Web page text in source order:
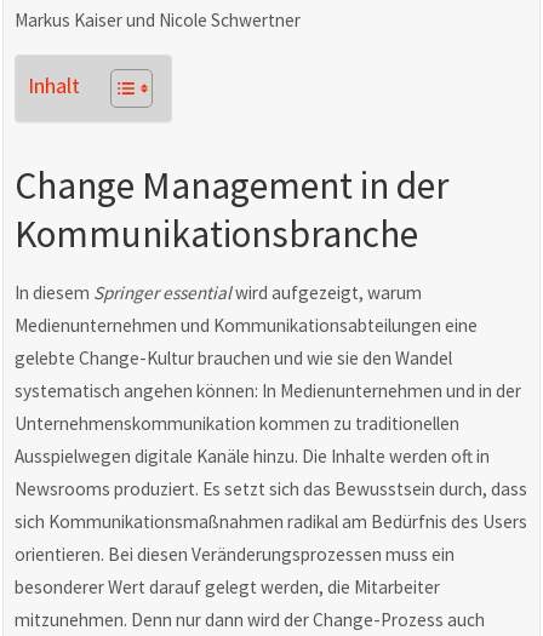
Markus Kaiser und Nicole Schwertner
Inhalt
Change Management in der
Kommunikationsbranche
In diesem Springer essentialwird aufgezeigt, warum
Medienunternehmen und Kommunikationsabteilungen eine
gelebte Change-Kultur brauchen und wie sie den Wandel
systematisch angehen können: In Medienunternehmen und in der
Unternehmenskommunikation kommen zu traditionellen
Ausspielwegen digitale Kanäle hinzu. Die Inhalte werden oft in
Newsrooms produziert. Es setzt sich das Bewusstsein durch, dass
sich Kommunikationsmaßnahmen radikal am Bedürfnis des Users
orientieren. Bei diesen Veränderungsprozessen muss ein
besonderer Wert darauf gelegt werden, die Mitarbeiter
mitzunehmen. Denn nur dann wird der Change-Prozess auch